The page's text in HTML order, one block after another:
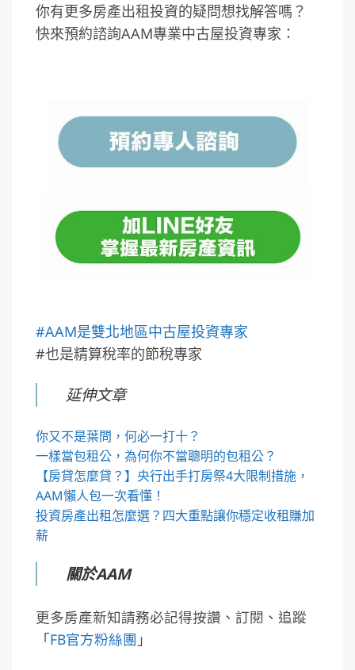
你有更多房產出租投資的疑問想找解答嗎？
快來預約諮詢AAM專業中古屋投資專家：
#AAM是雙北地區中古屋投資專家
#也是精算稅率的節稅專家
延伸文章
你又不是葉問，何必一打十？
一樣當包租公，為何你不當聰明的包租公？
【房貸怎麼貸？】央行出手打房祭4大限制措施，
AAM懶人包一次看懂！
投資房產出租怎麼選？四大重點讓你穩定收租賺加
薪
關於AAM
更多房產新知請務必記得按讚、訂閱、追蹤
「FB官方粉絲團 」